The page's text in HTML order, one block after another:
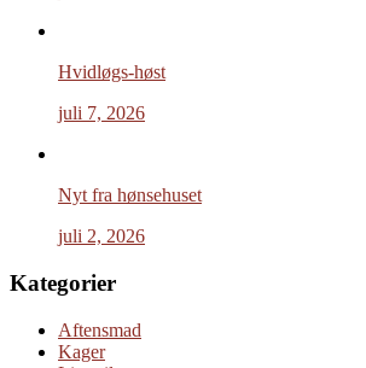
Hvidløgs-høst
juli 7, 2026
Nyt fra hønsehuset
juli 2, 2026
Kategorier
Aftensmad
Kager